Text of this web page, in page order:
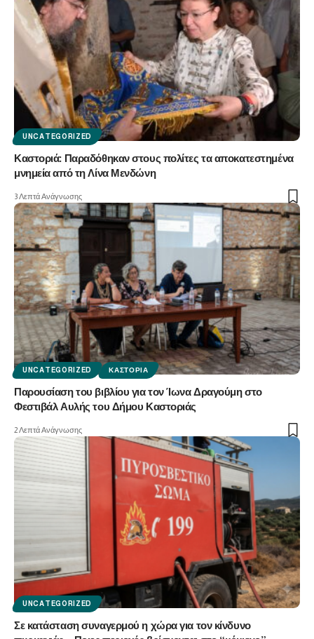
UNCATEGORIZED
Καστοριά: Παραδόθηκαν στους πολίτες τα αποκατεστημένα
μνημεία από τη Λίνα Μενδώνη
3 Λεπτά Ανάγνωσης
UNCATEGORIZED ΚΑΣΤΟΡΙΆ
Παρουσίαση του βιβλίου για τον Ίωνα Δραγούμη στο
Φεστιβάλ Αυλής του Δήμου Καστοριάς
2 Λεπτά Ανάγνωσης
UNCATEGORIZED
Σε κατάσταση συναγερμού η χώρα για τον κίνδυνο